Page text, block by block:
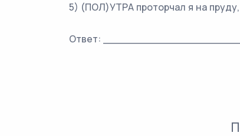
5) (ПОЛ)УТРА проторчал я на
Ответ: